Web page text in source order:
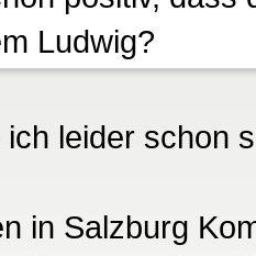
Ludwig?
leider schon
in Salzburg